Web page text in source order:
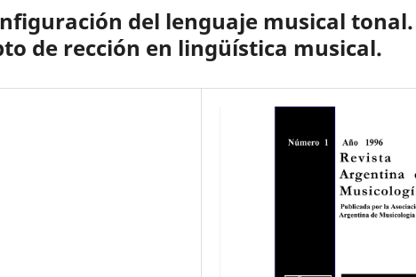
del lenguaje musical tonal.
de rección en lingüística musical.